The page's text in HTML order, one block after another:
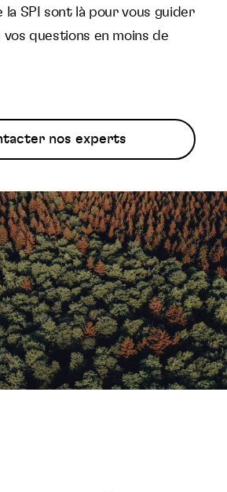
la SPI sont là pour vous guider
questions en moins de
nos experts